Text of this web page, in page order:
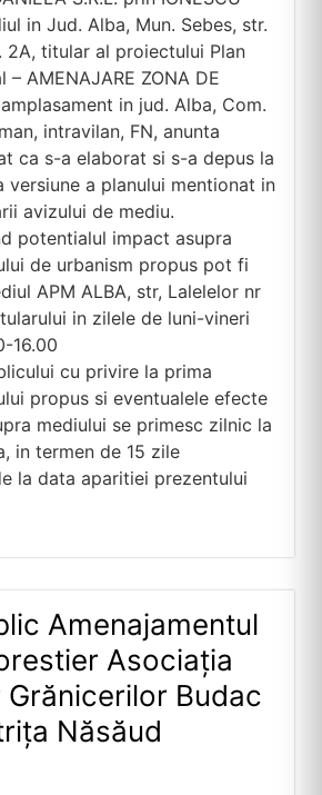
in Jud. Alba, Mun. Sebes, str.
2A, titular al proiectului Plan
AMENAJARE ZONA DE
amplasament in jud. Alba, Com.
intravilan, FN, anunta
ca s-a elaborat si s-a depus la
versiune a planului mentionat in
avizului de mediu.
potentialul impact asupra
de urbanism propus pot fi
APM ALBA, str, Lalelelor nr
in zilele de luni-vineri
16.00
cu privire la prima
propus si eventualele efecte
mediului se primesc zilnic la
in termen de 15 zile
la data aparitiei prezentului
Amenajamentul
Asociația
Grănicerilor Budac
Năsăud